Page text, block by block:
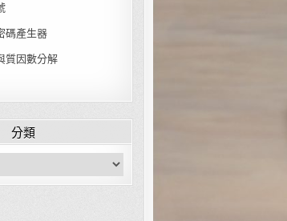
碼產生器
因數分解
分類